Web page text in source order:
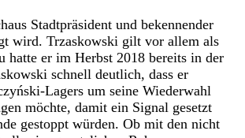
Stadtpräsident und bekennender
wird. Trzaskowski gilt vor allem als
hatte er im Herbst 2018 bereits in der
schnell deutlich, dass er
Lagers um seine Wiederwahl
möchte, damit ein Signal gesetzt
gestoppt würden. Ob mit den nicht